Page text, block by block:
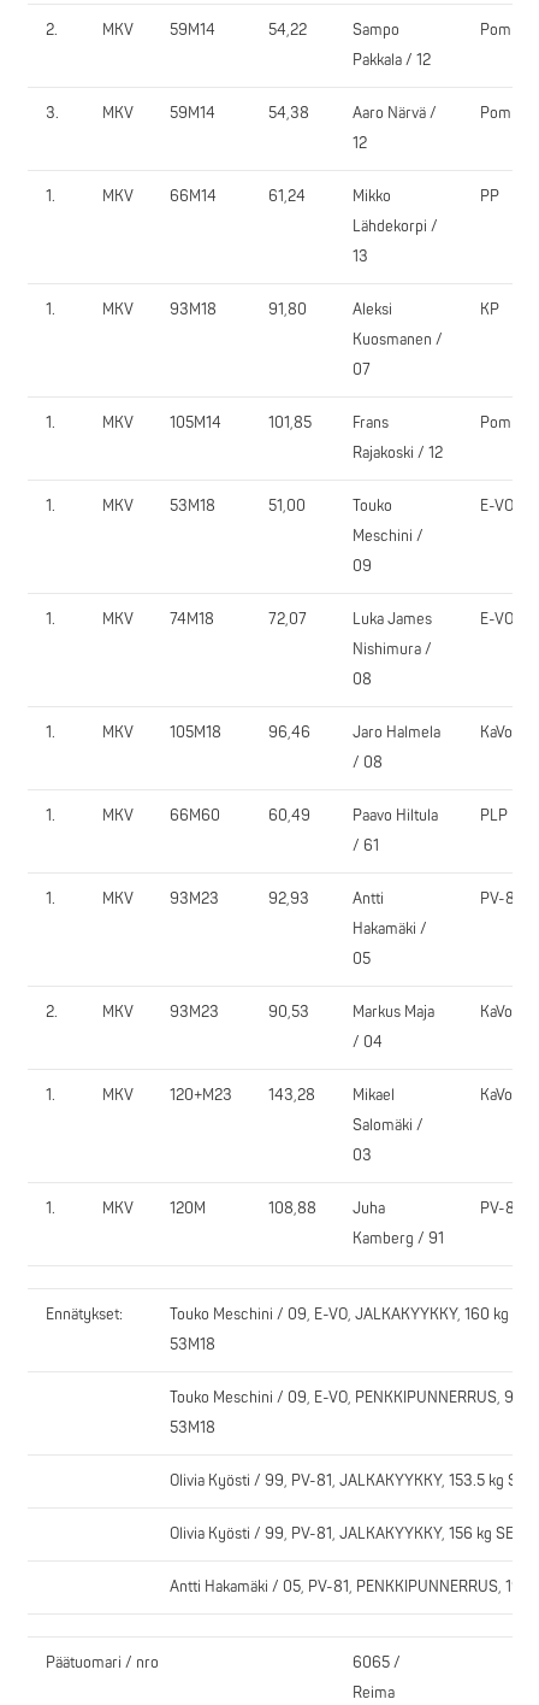
2. MKV 59M14 54,22
Sampo
Pakkala / 12
PomPy
3. MKV 59M14 54,38
Aaro Närvä /
12
PomPy
1. MKV 66M14 61,24
Mikko
Lähdekorpi /
13
PP
1. MKV 93M18 91,80
Aleksi
Kuosmanen /
07
KP
1. MKV 105M14 101,85
Frans
Rajakoski / 12
PomPy
1. MKV 53M18 51,00
Touko
Meschini /
09
E-VO
1. MKV 74M18 72,07
Luka James
Nishimura /
08
E-VO
1. MKV 105M18 96,46
Jaro Halmela
/ 08
KaVo
1. MKV 66M60 60,49
Paavo Hiltula
/ 61
PLP
1. MKV 93M23 92,93
Antti
Hakamäki /
05
PV-81
2. MKV 93M23 90,53
Markus Maja
/ 04
KaVo
1. MKV 120+M23 143,28
Mikael
Salomäki /
03
KaVo
1. MKV 120M 108,88
Juha
Kamberg / 91
PV-81
Ennätykset:
Touko Meschini / 09, E-VO, JALKAKYYKKY, 160 kg SE,
53M18
Touko Meschini / 09, E-VO, PENKKIPUNNERRUS, 96
53M18
Olivia Kyösti / 99, PV-81, JALKAKYYKKY, 153.5 kg SE,
Olivia Kyösti / 99, PV-81, JALKAKYYKKY, 156 kg SE,
Antti Hakamäki / 05, PV-81, PENKKIPUNNERRUS,
Päätuomari / nro
6065 /
Reima